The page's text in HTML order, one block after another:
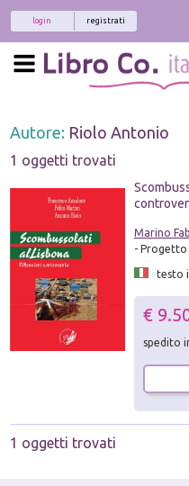
registrati
login
Autore: Riolo Antonio
1 oggetti trovati
Marino
- Progetto
testo
€
spedito
1 oggetti trovati